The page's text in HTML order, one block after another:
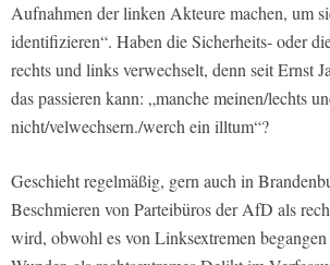
Aufnahmen der linken Akteure machen, um
identifizieren“. Haben die Sicherheits- oder
rechts und links verwechselt, denn seit Ernst
das passieren kann: „manche meinen/lechts
nicht/velwechsern./werch ein illtum“?
Geschieht regelmäßig, gern auch in
Beschmieren von Parteibüros der AfD als
wird, obwohl es von Linksextremen